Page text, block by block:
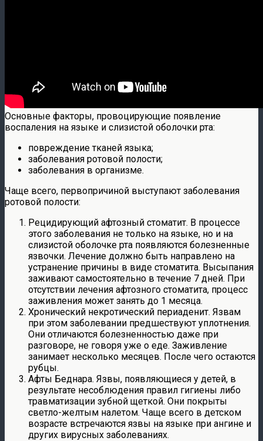
Основные факторы, провоцирующие появление
воспаления на языке и слизистой оболочки рта:
повреждение тканей языка;
заболевания ротовой полости;
заболевания в организме.
Чаще всего, первопричиной выступают заболевания
ротовой полости:
Рецидирующий афтозный стоматит. В процессе
этого заболевания не только на языке, но и на
слизистой оболочке рта появляются болезненные
язвочки. Лечение должно быть направлено на
устранение причины в виде стоматита. Высыпания
заживают самостоятельно в течение 7 дней. При
отсутствии лечения афтозного стоматита, процесс
заживления может занять до 1 месяца.
Хронический некротический периаденит. Язвам
при этом заболевании предшествуют уплотнения.
Они отличаются болезненностью даже при
разговоре, не говоря уже о еде. Заживление
занимает несколько месяцев. После чего остаются
рубцы.
Афты Беднара. Язвы, появляющиеся у детей, в
результате несоблюдения правил гигиены либо
травматизации зубной щеткой. Они покрыты
светло-желтым налетом. Чаще всего в детском
возрасте встречаются язвы на языке при ангине и
других вирусных заболеваниях.